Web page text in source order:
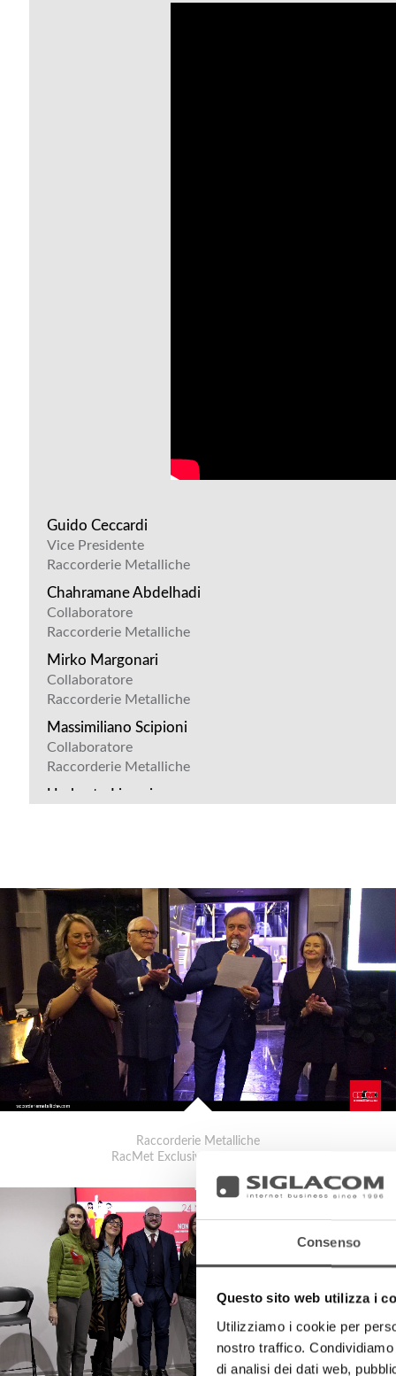
Consenso
Questo sito web utilizza i
Utilizziamo i cookie per
nostro traffico.
di analisi dei dati web,
Guido Ceccardi
Vice Presidente
Raccorderie Metalliche
Chahramane Abdelhadi
Collaboratore
Raccorderie Metalliche
Mirko Margonari
Collaboratore
Raccorderie Metalliche
Massimiliano Scipioni
Collaboratore
Raccorderie Metalliche
Umberto Lipreri
Raccorderie Metalliche
Arben Lelaj
Collaboratore
Raccorderie Metalliche
Elena Cremon
Collaboratrice
Raccorderie Metalliche
Cristian Frigeri
Collaboratore
Raccorderie Metalliche
Collaboratrice
Joao De Sousa Silva
Collaboratore
Raccorderie Metalliche
Qamil Myrtezai
Collaboratore
Raccorderie Metalliche
Petrit Lelaj
Collaboratore
Raccorderie Metalliche
Raccorderie Metalliche
RacMet Exclusive Evening 2026